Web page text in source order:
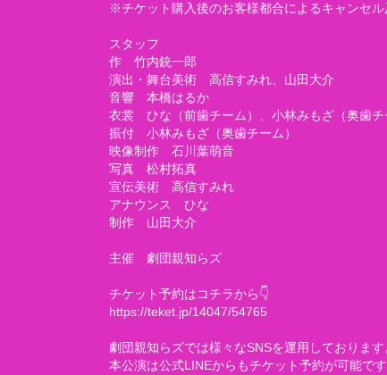
※チケット購入後のお客様都合によるキャンセ
スタッフ
作 竹内銃一郎
演出・舞台美術 高信すみれ、山田大介
音響 本橋はるか
衣裳 ひな（前歯チーム）、小林みもざ（奥歯チ
振付 小林みもざ（奥歯チーム）
映像制作 石川葉萌音
写真 松村拓真
宣伝美術 高信すみれ
アナウンス ひな
制作 山田大介
主催 劇団親知らズ
チケット予約はコチラから👇
https://teket.jp/14047/54765
劇団親知らズでは様々なSNSを運用しておりま
本公演は公式LINEからもチケット予約が可能で